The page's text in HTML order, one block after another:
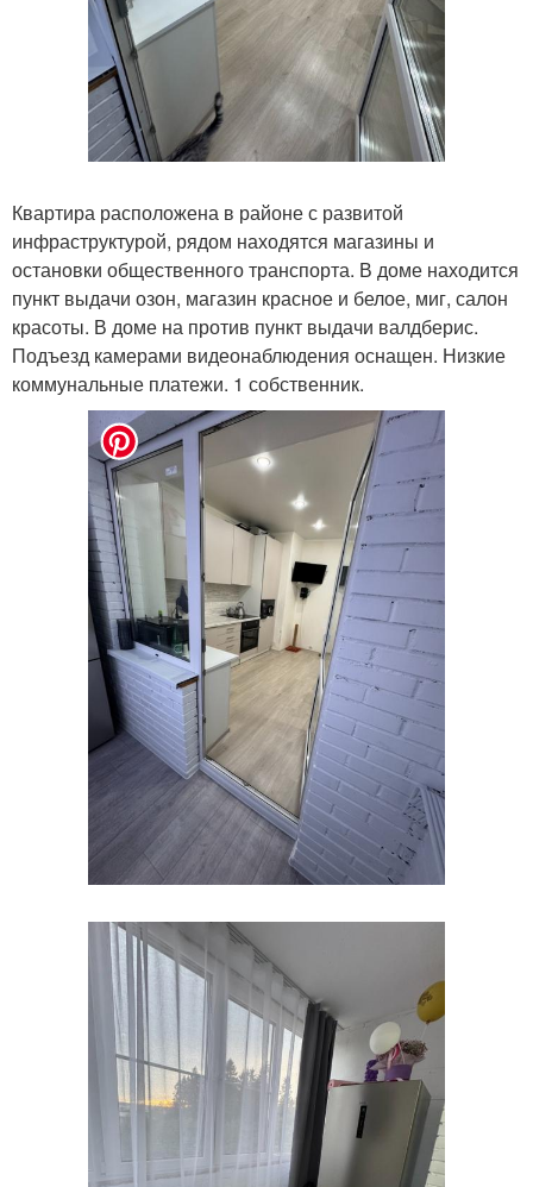
Квартира расположена в районе с развитой
инфраструктурой, рядом находятся магазины и
остановки общественного транспорта. В доме находится
пункт выдачи озон, магазин красное и белое, миг, салон
красоты. В доме на против пункт выдачи валдберис.
Подъезд камерами видеонаблюдения оснащен. Низкие
коммунальные платежи. 1 собственник.